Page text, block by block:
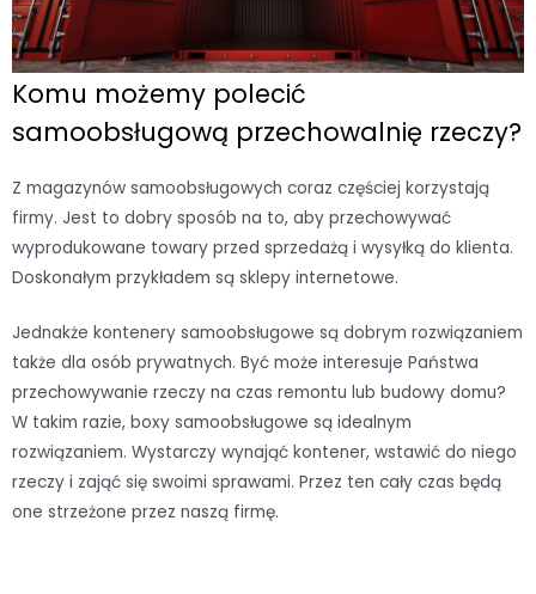
Komu możemy polecić
samoobsługową przechowalnię rzeczy?
Z magazynów samoobsługowych coraz częściej korzystają
firmy. Jest to dobry sposób na to, aby przechowywać
wyprodukowane towary przed sprzedażą i wysyłką do klienta.
Doskonałym przykładem są sklepy internetowe.
Jednakże kontenery samoobsługowe są dobrym rozwiązaniem
także dla osób prywatnych. Być może interesuje Państwa
przechowywanie rzeczy na czas remontu lub budowy domu?
W takim razie, boxy samoobsługowe są idealnym
rozwiązaniem. Wystarczy wynająć kontener, wstawić do niego
rzeczy i zająć się swoimi sprawami. Przez ten cały czas będą
one strzeżone przez naszą firmę.